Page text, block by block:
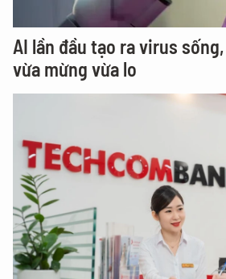
AI lần đầu tạo ra virus
vừa mừng vừa lo